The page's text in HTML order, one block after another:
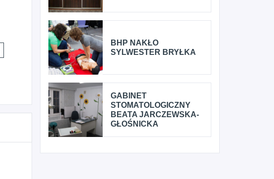
BHP NAKŁO
SYLWESTER BRYŁKA
GABINET
STOMATOLOGICZNY
BEATA JARCZEWSKA-
GŁOŚNICKA